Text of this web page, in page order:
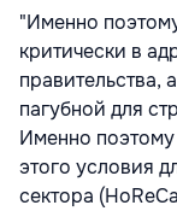
"Именно
критически в
правительства,
пагубной для
Именно
этого условия
сектора